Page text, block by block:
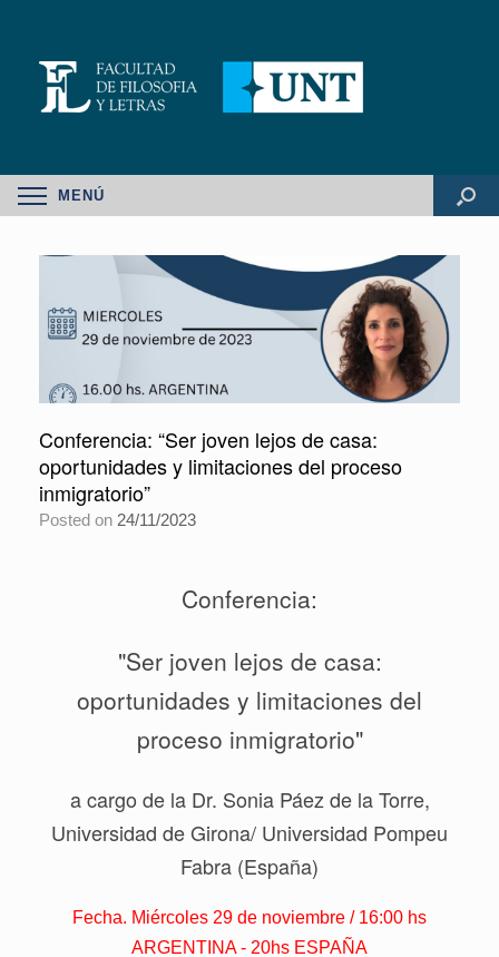
MENÚ
Conferencia: “Ser joven lejos de casa:
oportunidades y limitaciones del proceso
inmigratorio”
Posted on 24/11/2023
Conferencia:
"Ser joven lejos de casa:
oportunidades y limitaciones del
proceso inmigratorio"
a cargo de la Dr. Sonia Páez de la Torre,
Universidad de Girona/ Universidad Pompeu
Fabra (España)
Fecha. Miércoles 29 de noviembre / 16:00 hs
ARGENTINA - 20hs ESPAÑA